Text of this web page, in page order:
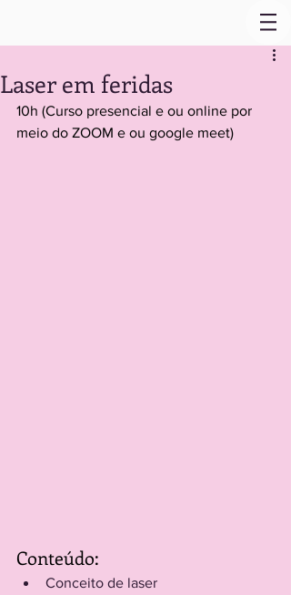
Laser em feridas
10h (Curso presencial e ou online por
meio do ZOOM e ou google meet)
Conteúdo:
Conceito de laser